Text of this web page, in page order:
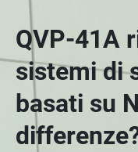
QVP-41A
sistemi di
basati su